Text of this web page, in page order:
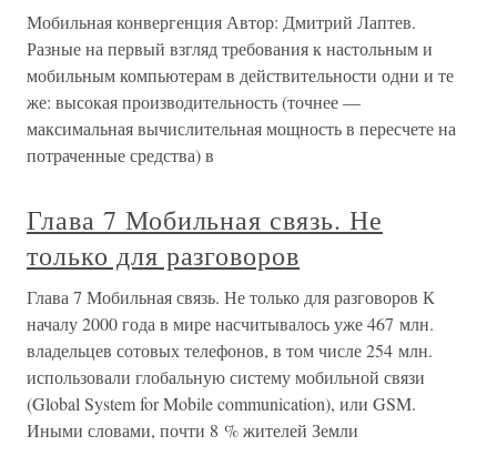
Мобильная конвергенция Автор: Дмитрий Лаптев.
Разные на первый взгляд требования к настольным и
мобильным компьютерам в действительности одни и те
же: высокая производительность (точнее —
максимальная вычислительная мощность в пересчете на
потраченные средства) в
Глава 7 Мобильная связь. Не
только для разговоров
Глава 7 Мобильная связь. Не только для разговоров К
началу 2000 года в мире насчитывалось уже 467 млн.
владельцев сотовых телефонов, в том числе 254 млн.
использовали глобальную систему мобильной связи
(Global System for Mobile communication), или GSM.
Иными словами, почти 8 % жителей Земли